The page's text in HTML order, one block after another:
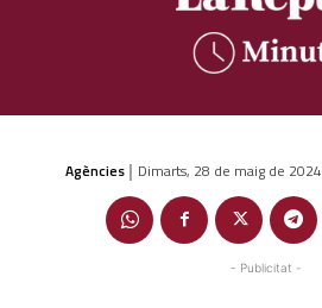
Agències | Dimarts, 28 de maig de 2024
- Publicitat -